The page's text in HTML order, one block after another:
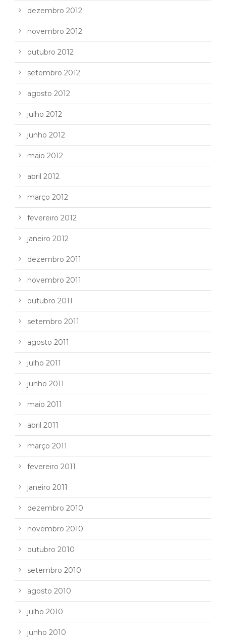
dezembro 2012
novembro 2012
outubro 2012
setembro 2012
agosto 2012
julho 2012
junho 2012
maio 2012
abril 2012
março 2012
fevereiro 2012
janeiro 2012
dezembro 2011
novembro 2011
outubro 2011
setembro 2011
agosto 2011
julho 2011
junho 2011
maio 2011
abril 2011
março 2011
fevereiro 2011
janeiro 2011
dezembro 2010
novembro 2010
outubro 2010
setembro 2010
agosto 2010
julho 2010
junho 2010